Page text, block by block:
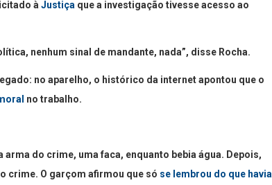
à Justiça que a investigação tivesse acesso ao
nenhum sinal de mandante, nada”, disse Rocha.
no aparelho, o histórico da internet apontou que o
no trabalho.
do crime, uma faca, enquanto bebia água. Depois,
crime. O garçom afirmou que só se lembrou do que havia